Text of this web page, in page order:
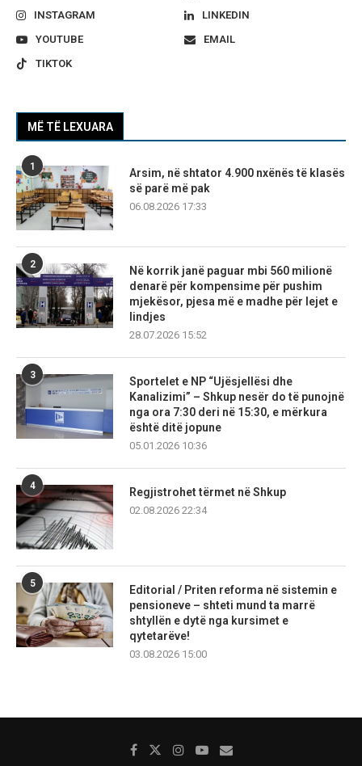
INSTAGRAM
LINKEDIN
YOUTUBE
EMAIL
TIKTOK
MË TË LEXUARA
1
Arsim, në shtator 4.900 nxënës të klasës
së parë më pak
06.08.2026 17:33
2
Në korrik janë paguar mbi 560 milionë
denarë për kompensime për pushim
mjekësor, pjesa më e madhe për lejet e
lindjes
28.07.2026 15:52
3
Sportelet e NP “Ujësjellësi dhe
Kanalizimi” – Shkup nesër do të punojnë
nga ora 7:30 deri në 15:30, e mërkura
është ditë jopune
05.01.2026 10:36
4
Regjistrohet tërmet në Shkup
02.08.2026 22:34
5
Editorial / Priten reforma në sistemin e
pensioneve – shteti mund ta marrë
shtyllën e dytë nga kursimet e
qytetarëve!
03.08.2026 15:00